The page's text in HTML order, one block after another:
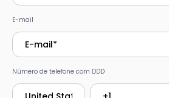
E-mail
Número de telefone com DDD